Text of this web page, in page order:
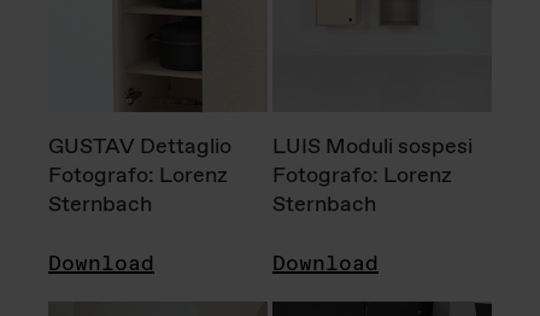
GUSTAV Dettaglio
Fotografo: Lorenz
Sternbach
Download
LUIS Moduli sospesi
Fotografo: Lorenz
Sternbach
Download